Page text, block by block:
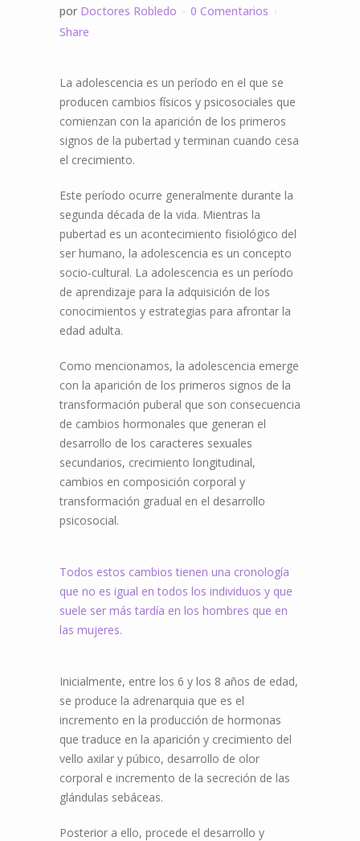
por Doctores Robledo
0 Comentarios
Share
La adolescencia es un período en el que se
producen cambios físicos y psicosociales que
comienzan con la aparición de los primeros
signos de la pubertad y terminan cuando cesa
el crecimiento.
Este período ocurre generalmente durante la
segunda década de la vida. Mientras la
pubertad es un acontecimiento fisiológico del
ser humano, la adolescencia es un concepto
socio-cultural. La adolescencia es un período
de aprendizaje para la adquisición de los
conocimientos y estrategias para afrontar la
edad adulta.
Como mencionamos, la adolescencia emerge
con la aparición de los primeros signos de la
transformación puberal que son consecuencia
de cambios hormonales que generan el
desarrollo de los caracteres sexuales
secundarios, crecimiento longitudinal,
cambios en composición corporal y
transformación gradual en el desarrollo
psicosocial.
Todos estos cambios tienen una cronología
que no es igual en todos los individuos y que
suele ser más tardía en los hombres que en
las mujeres.
Inicialmente, entre los 6 y los 8 años de edad,
se produce la adrenarquia que es el
incremento en la producción de hormonas
que traduce en la aparición y crecimiento del
vello axilar y púbico, desarrollo de olor
corporal e incremento de la secreción de las
glándulas sebáceas.
Posterior a ello, procede el desarrollo y